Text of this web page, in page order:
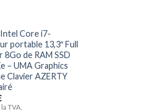
Ajouter
d’envies
Core i7-
portable 13,3″ Full
8Go de RAM SSD
– UMA Graphics
Clavier AZERTY
TVA.